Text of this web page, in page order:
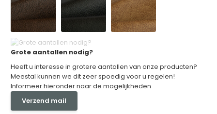
Grote aantallen nodig?
Heeft u interesse in grotere aantallen van onze producten?
Meestal kunnen we dit zeer spoedig voor u regelen!
Informeer hieronder naar de mogelijkheden
Verzend mail